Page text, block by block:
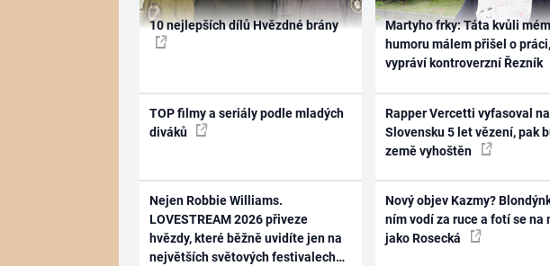
10 nejlepších dílů Hvězdné brány
TOP filmy a seriály podle mladých
diváků
Nejen Robbie Williams.
LOVESTREAM 2026 přiveze
hvězdy, které běžně uvidíte jen na
největších světových festivalech
Martyho frky: Táta kvůli
humoru málem přišel o práci,
vypráví kontroverzní Řezník
Rapper Vercetti vyfasoval na
Slovensku 5 let vězení, pak
země vyhoštěn
Nový objev Kazmy?
ním vodí za ruce a fotí se na
jako Rosecká